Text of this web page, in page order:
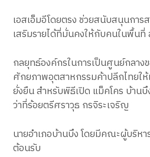
เอสเอ็มอีโดยตรง ช่วยสนับสนุนการ
เสริมรายได้ที่มั่นคงให้กับคนในพื้นที่
กลยุทธ์องค์กรในการเป็นศูนย์กลาง
ศักยภาพอุตสาหกรรมค้าปลีกไทยให้
ยั่งยืน สำหรับพิธีเปิด แม็คโคร บ้านบึ
ว่าที่ร้อยตรีศราวุธ กรจิระเจริญ
นายอำเภอบ้านบึง โดยมีคณะผู้บริห
ต้อนรับ